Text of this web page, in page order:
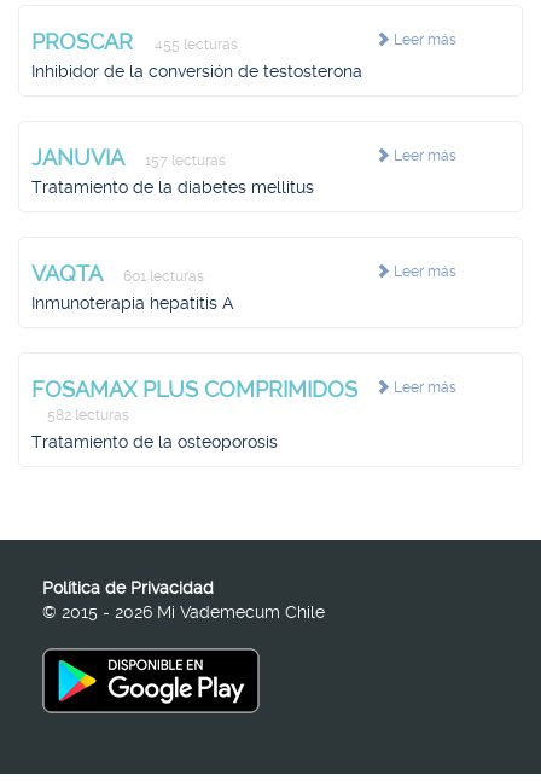
Leer más
PROSCAR 455 lecturas
Inhibidor de la conversión de testosterona
Leer más
JANUVIA 157 lecturas
Tratamiento de la diabetes mellitus
Leer más
VAQTA 601 lecturas
Inmunoterapia hepatitis A
Leer más
FOSAMAX PLUS COMPRIMIDOS
582 lecturas
Tratamiento de la osteoporosis
Política de Privacidad
© 2015 - 2026 Mi Vademecum Chile